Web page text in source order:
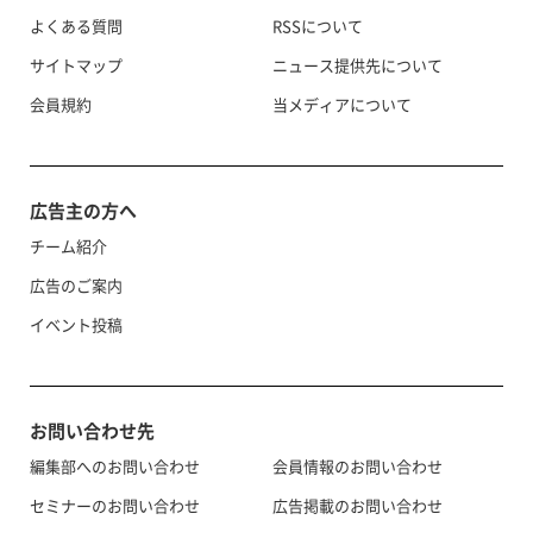
よくある質問
サイトマップ
会員規約
RSSについて
ニュース提供先について
当メディアについて
広告主の方へ
チーム紹介
広告のご案内
イベント投稿
お問い合わせ先
編集部へのお問い合わせ
セミナーのお問い合わせ
会員情報のお問い合わせ
広告掲載のお問い合わせ